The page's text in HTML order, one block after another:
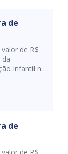
de
de R$
Infantil na
de